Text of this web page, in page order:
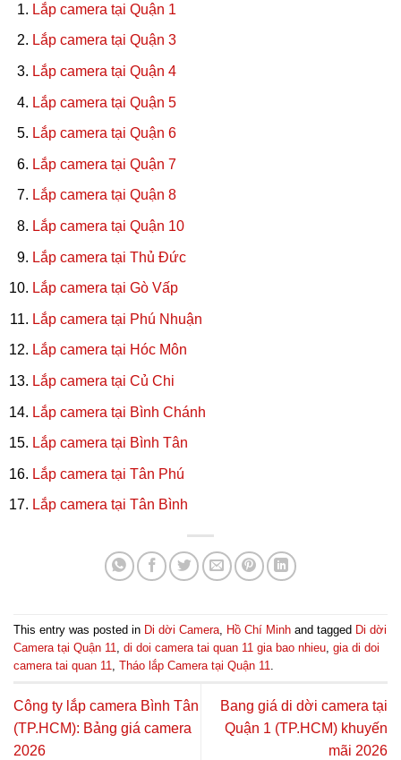
Lắp camera tại Quận 1
Lắp camera tại Quận 3
Lắp camera tại Quận 4
Lắp camera tại Quận 5
Lắp camera tại Quận 6
Lắp camera tại Quận 7
Lắp camera tại Quận 8
Lắp camera tại Quận 10
Lắp camera tại Thủ Đức
Lắp camera tại Gò Vấp
Lắp camera tại Phú Nhuận
Lắp camera tại Hóc Môn
Lắp camera tại Củ Chi
Lắp camera tại Bình Chánh
Lắp camera tại Bình Tân
Lắp camera tại Tân Phú
Lắp camera tại Tân Bình
This entry was posted in Di dời Camera Hồ Chí Minh and tagged Di dời
Camera tại Quận 11
di doi camera tai quan 11 gia bao nhieu gia di doi
camera tai quan 11
Tháo lắp Camera tại Quận 11
Công ty lắp camera Bình Tân
(TP.HCM): Bảng giá camera
2026
Bang giá di dời camera tại
Quận 1 (TP.HCM) khuyến
mãi 2026